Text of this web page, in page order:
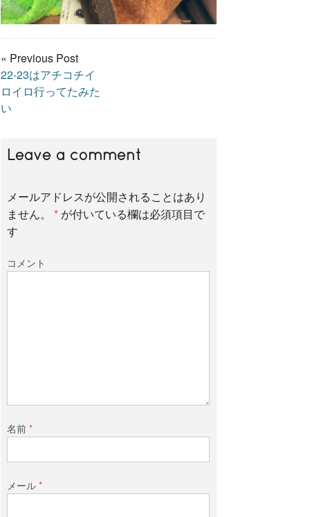
« Previous Post
22-23はアチコチイ
ロイロ行ってたみた
い
Leave a comment
メールアドレスが公開されることはあり
ません。
* が付いている欄は必須項目で
す
コメント
名前*
メール*